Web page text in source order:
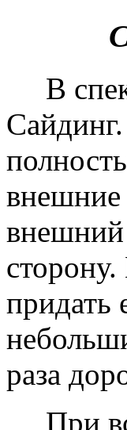
В
внешние
внешний
раза
При